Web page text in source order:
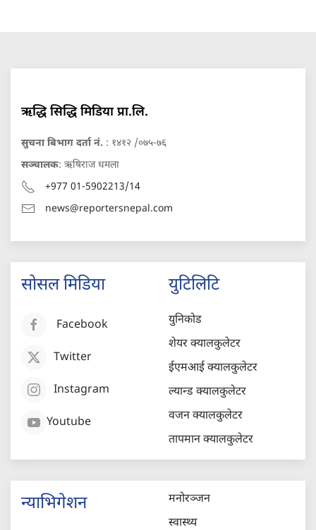
ऋद्धि सिद्धि मिडिया प्रा.लि.
सुचना बिभाग दर्ता नं. : १४१२ /०७५-७६
सञ्चालक: ऋषिराज धमला
+977 01-5902213/14
news@reportersnepal.com
सोसल मिडिया
Facebook
Twitter
Instagram
Youtube
युटिलिटि
युनिकोड
शेयर क्यालकुलेटर
ईएमआई क्यालकुलेटर
ल्यान्ड क्यालकुलेटर
वजन क्यालकुलेटर
तापमान क्यालकुलेटर
न्याभिगेशन
मनोरञ्जन
स्वास्थ्य